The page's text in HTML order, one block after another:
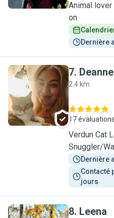
Animal lover
on
Dernière
D
7. Deanne
2.4 km
17 évaluations
Verdun Cat
Snuggler/
Dernière
Contacté
jours
8. Leena